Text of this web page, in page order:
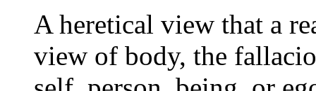
A heretical view that a
view of body, the